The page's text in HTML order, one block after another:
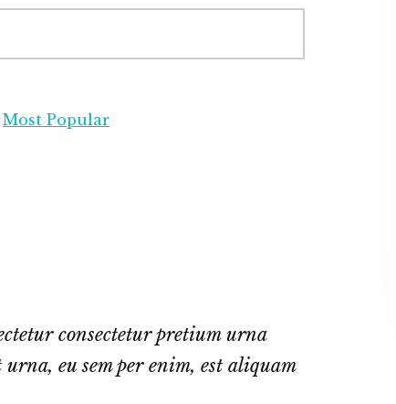
Most Popular
consectetur pretium urna
eu sem per enim, est aliquam